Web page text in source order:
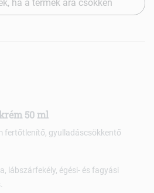
ha a termék ára csökken
50 ml
fertőtlenítő, gyulladáscsökkentő
lábszárfekély, égési- és fagyási